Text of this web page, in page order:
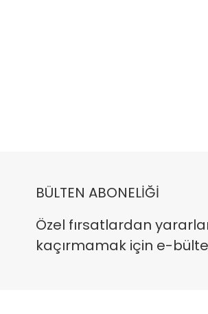
BÜLTEN ABONELİĞİ
Özel fırsatlardan
kaçırmamak için e-